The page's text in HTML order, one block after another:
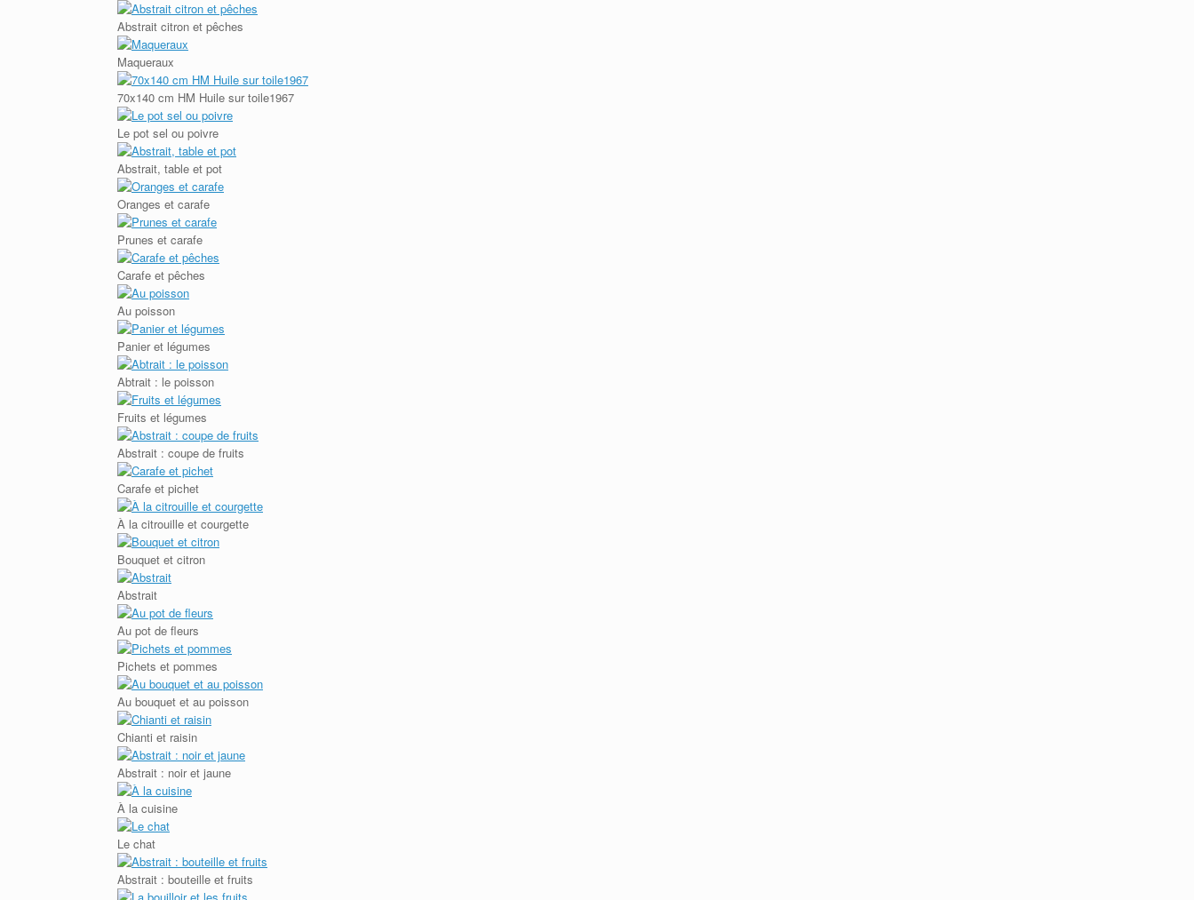
Abstrait citron et pêches
Maqueraux
70x140 cm HM Huile sur toile1967
Le pot sel ou poivre
Abstrait, table et pot
Oranges et carafe
Prunes et carafe
Carafe et pêches
Au poisson
Panier et légumes
Abtrait : le poisson
Fruits et légumes
Abstrait : coupe de fruits
Carafe et pichet
À la citrouille et courgette
Bouquet et citron
Abstrait
Au pot de fleurs
Pichets et pommes
Au bouquet et au poisson
Chianti et raisin
Abstrait : noir et jaune
À la cuisine
Le chat
Abstrait : bouteille et fruits